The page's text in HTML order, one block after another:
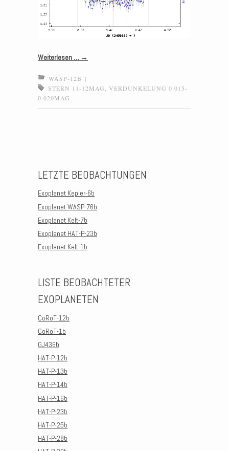
Weiterlesen … →
WASP-12B |
STERN 11-12MAG
VERDUNKELUNG 0.015-
0.020MAG
LETZTE BEOBACHTUNGEN
Exoplanet Kepler-6b
Exoplanet WASP-76b
Exoplanet Kelt-7b
Exoplanet HAT-P-23b
Exoplanet Kelt-1b
LISTE BEOBACHTETER
EXOPLANETEN
CoRoT-12b
CoRoT-1b
GJ436b
HAT-P-12b
HAT-P-13b
HAT-P-14b
HAT-P-16b
HAT-P-23b
HAT-P-25b
HAT-P-28b